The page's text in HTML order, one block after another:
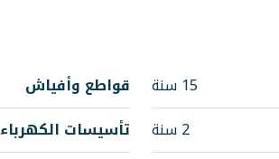
15 سنة قواطع وأفياش
2 سنة تأسيسات الكهرباء